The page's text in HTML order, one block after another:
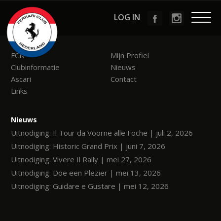
Menu
FCN
Mijn Profiel
Clubinformatie
Nieuws
Ascari
Contact
Links
Nieuws
Uitnodiging: Il Tour da Voorne alle Foche | juli 2, 2026
Uitnodiging: Historic Grand Prix | juni 7, 2026
Uitnodiging: Vivere Il Rally | mei 27, 2026
Uitnodiging: Doe een Plezier | mei 13, 2026
Uitnodiging: Guidare e Gustare | mei 12, 2026
LOG IN